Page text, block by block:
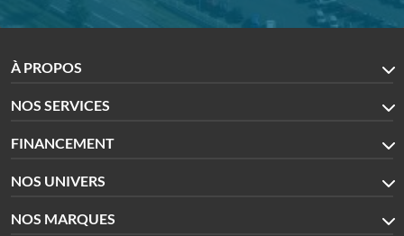
À PROPOS
NOS SERVICES
FINANCEMENT
NOS UNIVERS
NOS MARQUES